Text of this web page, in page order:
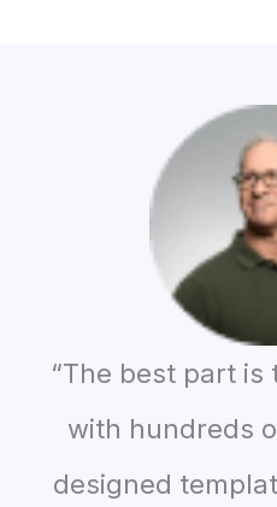
“The best part is
with hundreds
designed